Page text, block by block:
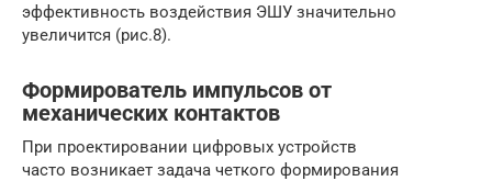
эффективность воздействия ЭШУ значительно
увеличится (рис.8).
Формирователь импульсов от
механических контактов
При проектировании цифровых устройств
часто возникает задача четкого формирования